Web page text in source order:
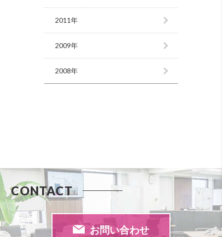
2011年
2009年
2008年
CONTACT
お問い合わせ